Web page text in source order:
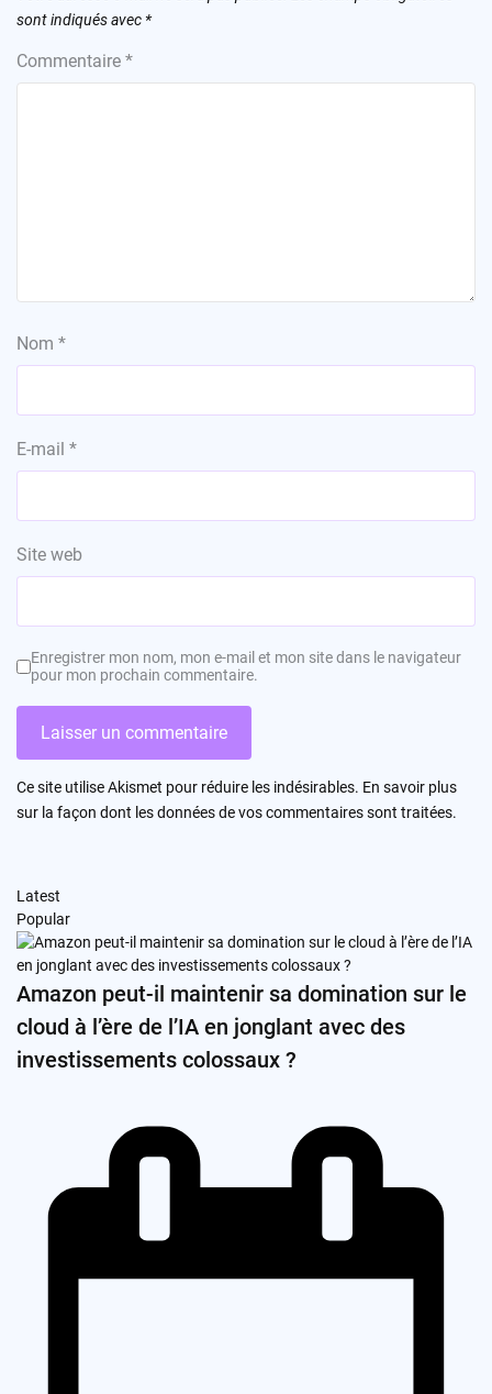
sont indiqués avec *
Commentaire *
Nom *
E-mail *
Site web
Enregistrer mon nom, mon e-mail et mon site dans le navigateur
pour mon prochain commentaire.
Ce site utilise Akismet pour réduire les indésirables. En savoir plus
sur la façon dont les données de vos commentaires sont traitées.
Latest
Popular
Amazon peut-il maintenir sa domination sur le
cloud à l’ère de l’IA en jonglant avec des
investissements colossaux ?